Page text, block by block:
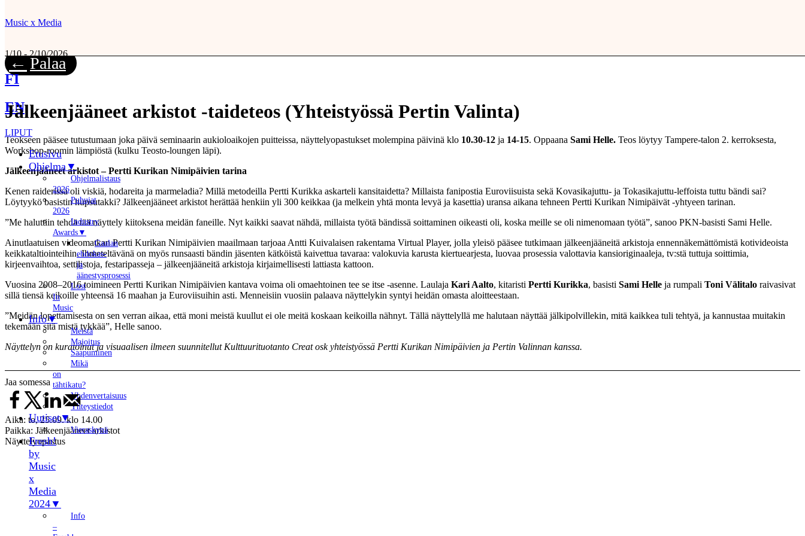
Music x Media
1/10 - 2/10/2026
FI
EN
LIPUT
Menu Etusivu
Ohjelma
Ohjelmalistaus
2026
Puhujat
2026
Industry
Awards
Gaalan
ehdokas-
ja
äänestysprosessi
Lost
In
Music
Info
Meistä
Majoitus
Saapuminen
Mikä
on
tähtikatu?
Yhdenvertaisuus
Yhteystiedot
Uutiset
Vieraskynä
Fresh!
by
Music
x
Media
2024
Info
–
Palaa
Jälkeenjääneet arkistot -taideteos (Yhteistyössä Pertin Valinta)
Teokseen pääsee tutustumaan joka päivä seminaarin aukioloaikojen puitteissa, näyttelyopastukset molempina päivinä klo 10.30-12 ja 14-15. Oppaana Sami Helle. Teos löytyy Tampere-talon 2. kerroksesta,
Workshop-roomin lämpiöstä (kulku Teosto-loungen läpi).
Jälkeenjääneet arkistot – Pertti Kurikan Nimipäivien tarina
Kenen raiderissa oli viskiä, hodareita ja marmeladia? Millä metodeilla Pertti Kurikka askarteli kansitaidetta? Millaista fanipostia Euroviisuista sekä Kovasikajuttu- ja Tokasikajuttu-leffoista tuttu bändi sai?
Löytyykö basistin hupsutakki? Jälkeenjääneet arkistot herättää henkiin yli 300 keikkaa (ja melkein yhtä monta levyä ja kasettia) uransa aikana tehneen Pertti Kurikan Nimipäivät -yhtyeen tarinan.
”Me haluttiin tehdä tää näyttely kiitoksena meidän faneille. Nyt kaikki saavat nähdä, millaista työtä bändissä soittaminen oikeasti oli, koska meille se oli nimenomaan työtä”, sanoo PKN-basisti Sami Helle.
Ainutlaatuisen videomatkan Pertti Kurikan Nimipäivien maailmaan tarjoaa Antti Kuivalaisen rakentama Virtual Player, jolla yleisö pääsee tutkimaan jälkeenjääneitä arkistoja ennennäkemättömistä kotivideoista
keikkataltiointeihin. Ihmeteltävänä on myös runsaasti bändin jäsenten kätköistä kaivettua tavaraa: valokuvia karusta kiertuearjesta, luovaa prosessia valottavia kansioriginaaleja, tv:stä tuttuja soittimia,
kirjeenvaihtoa, settilistoja, festaripasseja – jälkeenjääneitä arkistoja kirjaimellisesti lattiasta kattoon.
Vuosina 2008–2016 toimineen Pertti Kurikan Nimipäivien kantava voima oli omaehtoinen tee se itse -asenne. Laulaja Kari Aalto, kitaristi Pertti Kurikka, basisti Sami Helle ja rumpali Toni Välitalo raivasivat
sillä tiensä keikoille yhteensä 16 maahan ja Euroviisuihin asti. Menneisiin vuosiin palaava näyttelykin syntyi heidän omasta aloitteestaan.
”Meidän lopettamisesta on sen verran aikaa, että moni meistä kuullut ei ole meitä koskaan keikoilla nähnyt. Tällä näyttelyllä me halutaan näyttää jälkipolvillekin, mitä kaikkea tuli tehtyä, ja kannustaa muitakin
tekemään sitä mistä tykkää”, Helle sanoo.
Näyttelyn on kuratoinut ja visuaalisen ilmeen suunnitellut Kulttuurituotanto Creat osk yhteistyössä Pertti Kurikan Nimipäivien ja Pertin Valinnan kanssa.
Jaa somessa
Aika: to, 25.09. klo 14.00
Paikka: Jälkeenjääneet arkistot
Näyttelyopastus